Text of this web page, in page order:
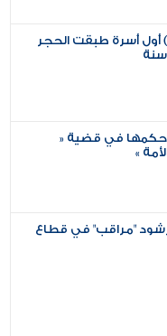
أول أسرة طبقت الحجر
حكمها في قضية «
»
"مراقب" في قطاع